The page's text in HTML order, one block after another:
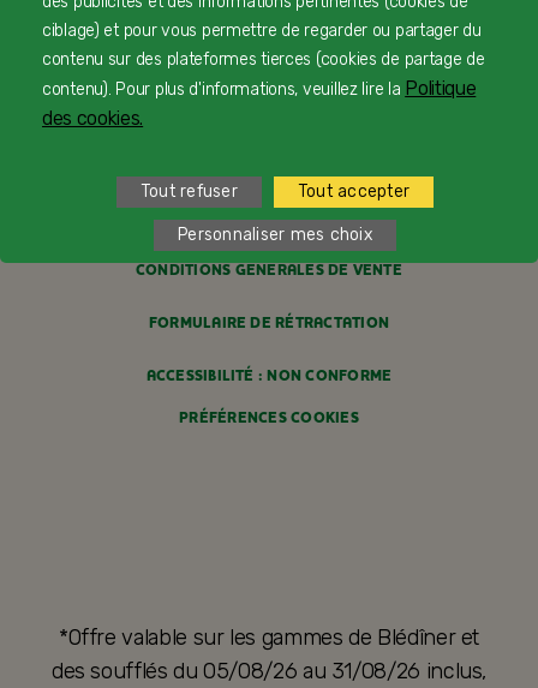
PROFESSIONNELS DE SANTÉ
FAQ
POLITIQUE DE CONFIDENTIALITÉ
CONDITIONS GÉNÉRALES DE VENTE
FORMULAIRE DE RÉTRACTATION
ACCESSIBILITÉ : NON CONFORME
PRÉFÉRENCES COOKIES
*Offre valable sur les gammes de Blédîner et
des soufflés du 05/08/26 au 31/08/26 inclus,
ciblage) et pour vous permettre de regarder ou partager du
contenu sur des plateformes tierces (cookies de partage de
contenu). Pour plus d'informations, veuillez lire la Politique
des cookies.
Tout refuser Tout accepter
Personnaliser mes choix